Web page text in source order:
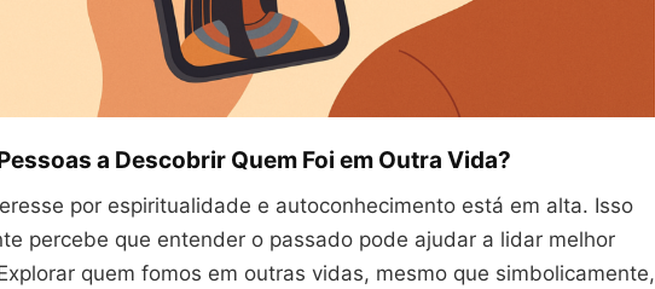
a Descobrir Quem Foi em Outra Vida?
por espiritualidade e autoconhecimento está em alta. Isso
percebe que entender o passado pode ajudar a lidar melhor
quem fomos em outras vidas, mesmo que simbolicamente,